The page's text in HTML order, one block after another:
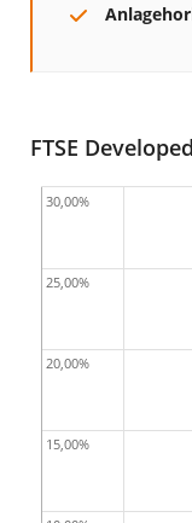
FTSE
15,00%
20,00%
25,00%
30,00%